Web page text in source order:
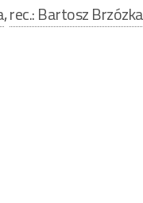
,rec.: Bartosz Brzózka